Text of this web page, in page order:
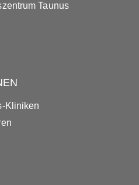
Taunus
Kliniken